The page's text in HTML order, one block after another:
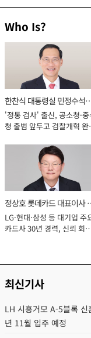
Who Is?
한찬식 대통령실 민정수석
서관
'정통 검사' 출신, 공소청·
청 출범 앞두고 검찰개혁 완
정상호 롯데카드 대표이사
장
LG·현대·삼성 등 대기업 주
카드사 30년 경력, 신뢰 회
최신기사
LH 시흥거모 A-5블록
년 11월 입주 예정